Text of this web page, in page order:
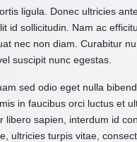
ligula. Donec ultricies
id sollicitudin. Nam ac
nec non diam. Curabitur
suscipit nunc egestas.
sed odio eget nulla
in faucibus orci luctus et
sapien, interdum id
ultricies turpis vitae,